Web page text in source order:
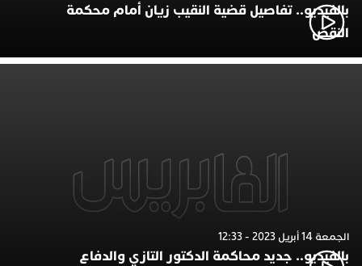
بالفيديو.. تفاصيل قضية النقيب زيان أمام محكمة
النقض
الجمعة 14 أبريل 2023 - 12:33
بالفيديو.. جديد محاكمة الدكتور التازي والدفاع